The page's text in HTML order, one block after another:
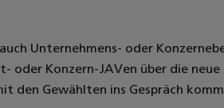
Unternehmens- oder
oder Konzern-JAVen über die neue
den Gewählten ins Gespräch